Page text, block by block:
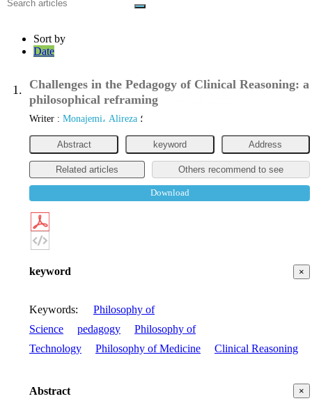
Sort by
Date
1. Challenges in the Pedagogy of Clinical Reasoning: a
philosophical reframing
Writer : Monajemi، Alireza ؛
Abstract keyword Address
Related articles Others recommend to see
Download
×
keyword
Keywords:
Philosophy of
Science
pedagogy
Philosophy of
Technology
Philosophy of Medicine Clinical Reasoning
×
Abstract